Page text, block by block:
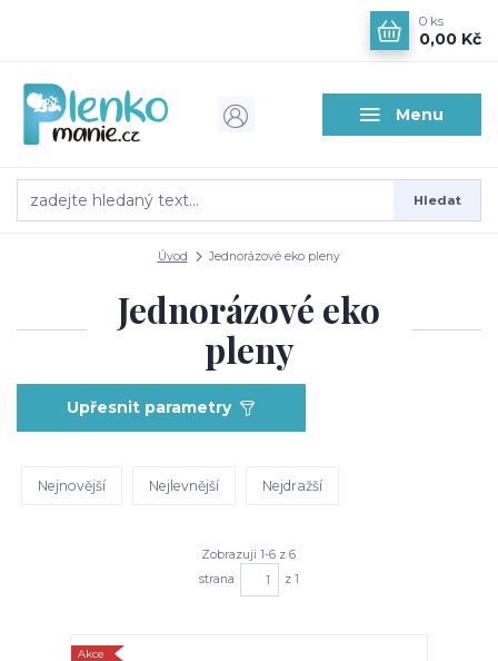
Menu
Hledat
0 ks
0,00 Kč
Úvod Jednorázové eko pleny
Jednorázové eko
pleny
Upřesnit parametry
Nejnovější Nejlevnější Nejdražší
Zobrazuji 1-6 z 6
strana
z 1
Akce